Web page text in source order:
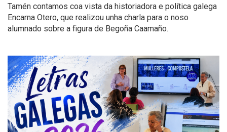
Tamén contamos coa vista da historiadora e política galega
Encarna Otero, que realizou unha charla para o noso
alumnado sobre a figura de Begoña Caamaño.